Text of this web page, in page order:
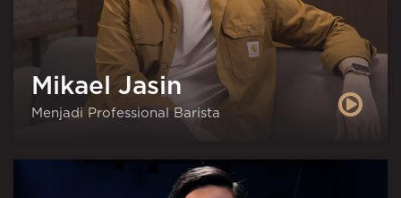
Mikael Jasin
Menjadi Professional Barista